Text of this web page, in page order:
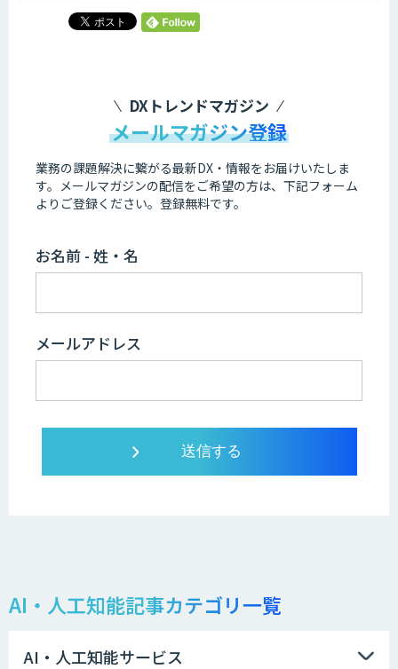
DXトレンドマガジン
メールマガジン登録
業務の課題解決に繋がる最新DX・情報をお届けいたしま
す。 メールマガジンの配信をご希望の方は、下記フォーム
よりご登録ください。登録無料です。
お名前 - 姓・名
メールアドレス
AI・人工知能記事カテゴリ一覧
AI・人工知能サービス